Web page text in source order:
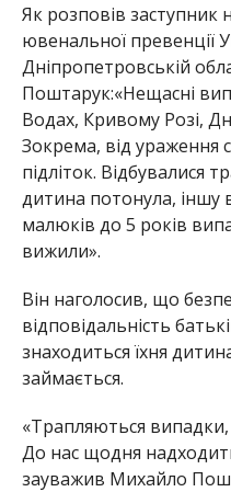
Як розповів заступник
ювенальної превенції
Дніпропетровській
Поштарук:«Нещасні
Водах, Кривому Розі,
Зокрема, від ураження
підліток. Відбувалися
дитина потонула, іншу
малюків до 5 років
вижили».
Він наголосив, що
відповідальність
знаходиться їхня
займається.
«Трапляються
До нас щодня
зауважив Михайло